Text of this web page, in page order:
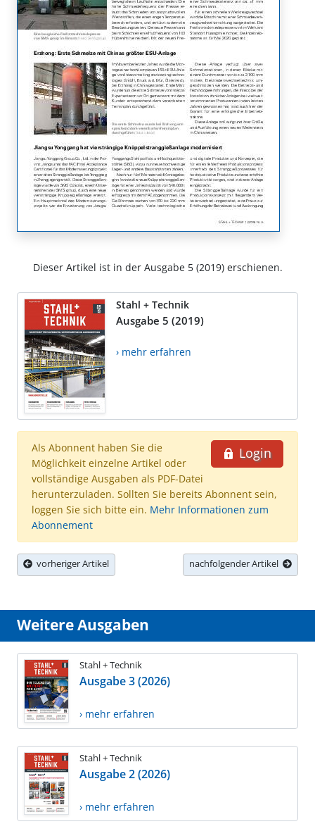
Dieser Artikel ist in der Ausgabe 5 (2019) erschienen.
Stahl + Technik
Ausgabe 5 (2019)
› mehr erfahren
Login
Als Abonnent haben Sie die
Möglichkeit einzelne Artikel oder
vollständige Ausgaben als PDF-Datei
herunterzuladen. Sollten Sie bereits Abonnent sein,
loggen Sie sich bitte ein. Mehr Informationen zum
Abonnement
vorheriger Artikel nachfolgender Artikel
Weitere Ausgaben
Stahl + Technik
Ausgabe 3 (2026)
› mehr erfahren
Stahl + Technik
Ausgabe 2 (2026)
› mehr erfahren